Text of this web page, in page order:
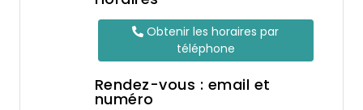
Obtenir les horaires par
téléphone
Rendez-vous : email et
numéro